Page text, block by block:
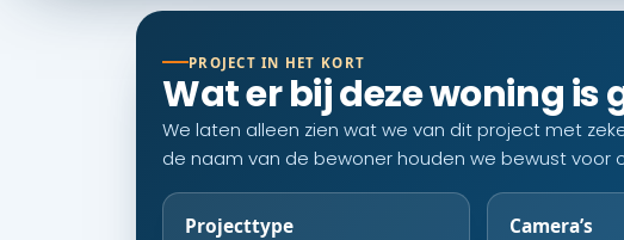
PROJECT IN HET KORT
Wat er bij deze woning is
We laten alleen zien wat we van dit project met
de naam van de bewoner houden we bewust voor
Projecttype Camera’s